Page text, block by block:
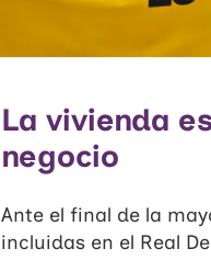
La vivienda
negocio
Ante el final de la
incluidas en el Real